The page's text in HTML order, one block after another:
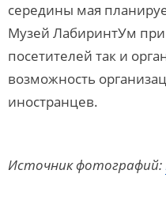
середины мая
Музей ЛабиринтУм
посетителей так и
возможность
иностранцев.
Источник фотографий: